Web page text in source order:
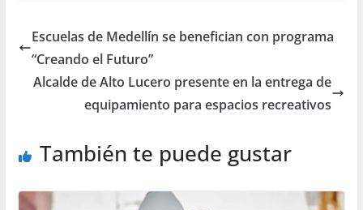
Escuelas de Medellín se benefician con programa
“Creando el Futuro”
Alcalde de Alto Lucero presente en la entrega de
equipamiento para espacios recreativos
También te puede gustar